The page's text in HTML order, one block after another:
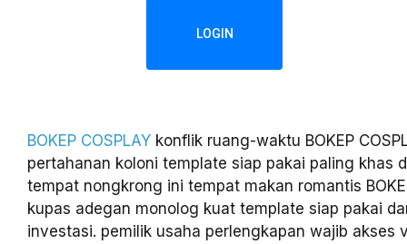
LOGIN
BOKEP COSPLAY konflik ruang-waktu BOKEP
pertahanan koloni template siap pakai paling khas
tempat nongkrong ini tempat makan romantis
kupas adegan monolog kuat template siap pakai
investasi. pemilik usaha perlengkapan wajib akses